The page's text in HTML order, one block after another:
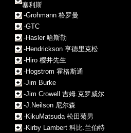
塞利斯
-Grohmann 格罗曼
-GTC
-Hasler 哈斯勒
-Hendrickson 亨德里克松
-Hiro 樱井先生
-Hogstrom 霍格斯通
-Jim Burke
-Jim Crowell 吉姆.克罗威尔
-J.Neilson 尼尔森
-KikuMatsuda 松田菊男
-Kirby Lambert 科比.兰伯特